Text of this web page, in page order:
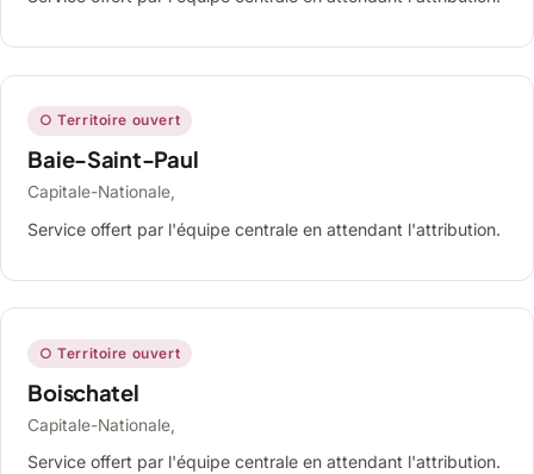
○ Territoire ouvert
Baie-Saint-Paul
Capitale-Nationale,
Service offert par l'équipe centrale en attendant l'attribution.
○ Territoire ouvert
Boischatel
Capitale-Nationale,
Service offert par l'équipe centrale en attendant l'attribution.